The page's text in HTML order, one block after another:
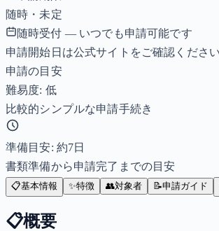
随時・未定
随時受付 — いつでも申請可能です
申請開始日は公式サイトをご確認ください
申請の目安
難易度: 低
比較的シンプルな申請手続き
準備目安: 約7日
書類準備から申請完了までの目安
📋基本情報 ✨特徴 👥対象者 📝申請ガイド
📋概要